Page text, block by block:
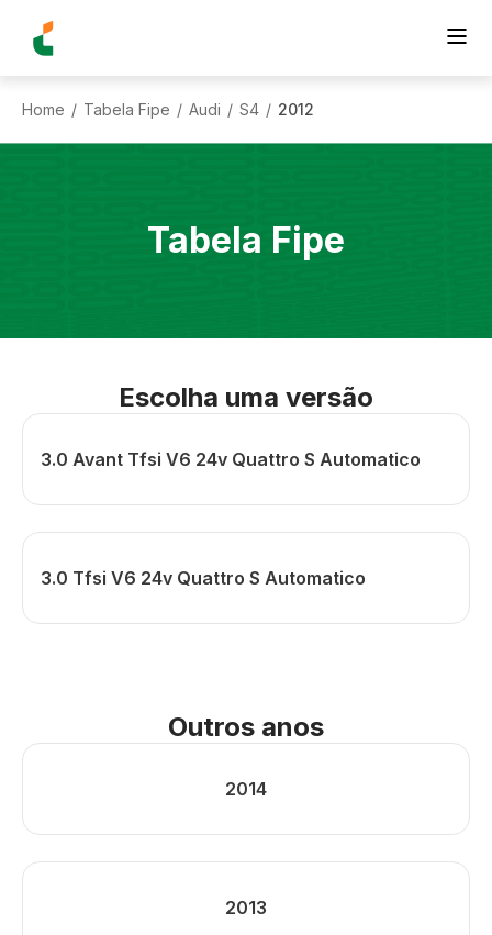
Home / Tabela Fipe / Audi / S4 / 2012
Tabela Fipe
Escolha uma versão
3.0 Avant Tfsi V6 24v Quattro S Automatico
3.0 Tfsi V6 24v Quattro S Automatico
Outros anos
2014
2013